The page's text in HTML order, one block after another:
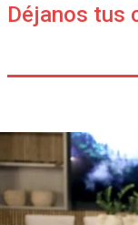
Déjanos tus